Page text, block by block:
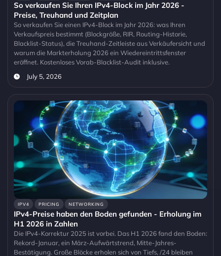
So verkaufen Sie Ihren IPv4-Block im Jahr 2026 -
Preise, Treuhand und Zeitplan
So verkaufen Sie einen IPv4-Block im Jahr 2026: was Ihren
Verkaufspreis bestimmt (Blockgröße, RIR, Routing-Historie,
Blacklist-Status), die Treuhand-Zeitleiste aus Verkäufersicht und
warum die Markterholung 2026 ein Wiedereintrittsfenster
eröffnet. Kostenloses Vorab-Blacklist-Audit inklusive.
July 5, 2026
IPV4 PRICING NETWORKING
IPv4-Preise haben den Boden gefunden - Erholung im
H1 2026 in Zahlen
Die IPv4-Korrektur 2025 ist vorbei. Das H1 2026 fand den Boden:
Rekord-Januar, ein März-Aufwärtstrend, Mitte-Jahres-
Bestätigung. Große Blöcke erholen sich von Tiefs, /24 bleiben